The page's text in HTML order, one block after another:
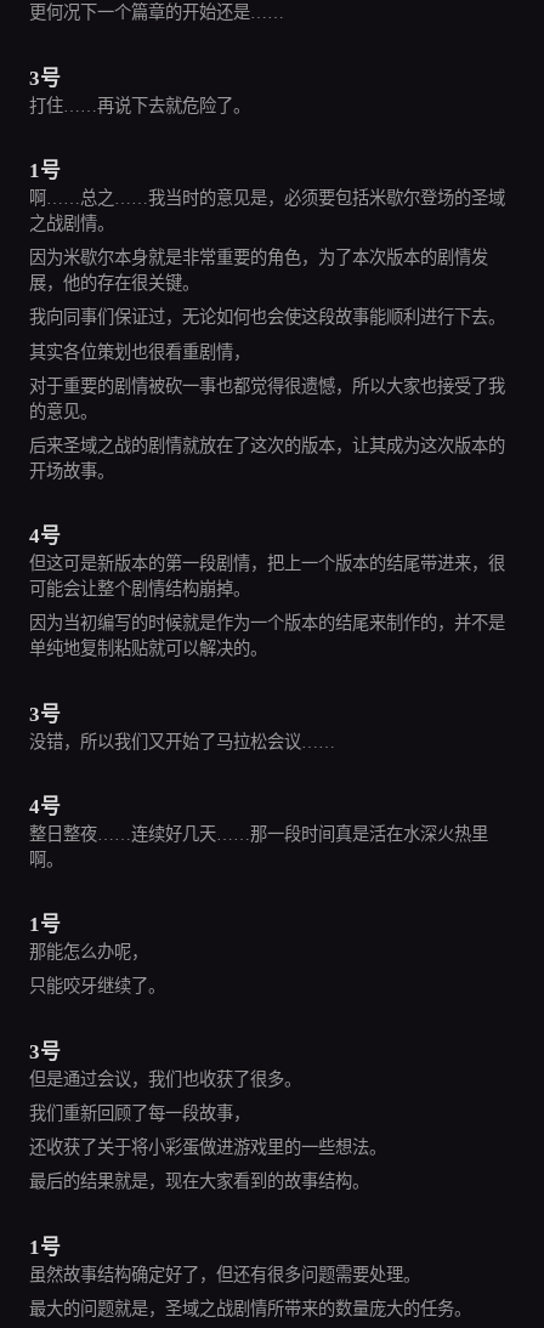
更何况下一个篇章的开始还是……
3号
打住……再说下去就危险了。
1号
啊……总之……我当时的意见是，必须要包括米歇尔登场的圣域
之战剧情。
因为米歇尔本身就是非常重要的角色，为了本次版本的剧情发
展，他的存在很关键。
我向同事们保证过，无论如何也会使这段故事能顺利进行下去。
其实各位策划也很看重剧情，
对于重要的剧情被砍一事也都觉得很遗憾，所以大家也接受了我
的意见。
后来圣域之战的剧情就放在了这次的版本，让其成为这次版本的
开场故事。
4号
但这可是新版本的第一段剧情，把上一个版本的结尾带进来，很
可能会让整个剧情结构崩掉。
因为当初编写的时候就是作为一个版本的结尾来制作的，并不是
单纯地复制粘贴就可以解决的。
3号
没错，所以我们又开始了马拉松会议……
4号
整日整夜……连续好几天……那一段时间真是活在水深火热里
啊。
1号
那能怎么办呢，
只能咬牙继续了。
3号
但是通过会议，我们也收获了很多。
我们重新回顾了每一段故事，
还收获了关于将小彩蛋做进游戏里的一些想法。
最后的结果就是，现在大家看到的故事结构。
1号
虽然故事结构确定好了，但还有很多问题需要处理。
最大的问题就是，圣域之战剧情所带来的数量庞大的任务。